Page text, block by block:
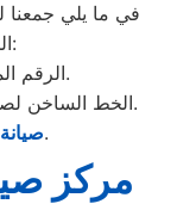
في ما يلي جمعنا
الماركات في مصر الجديدة:
الرقم الموحد لصيانة دايو 01010916814.
الخط الساخن لصيانة غسالات ملابس دايو 01210999852.
01096922100.
مركز